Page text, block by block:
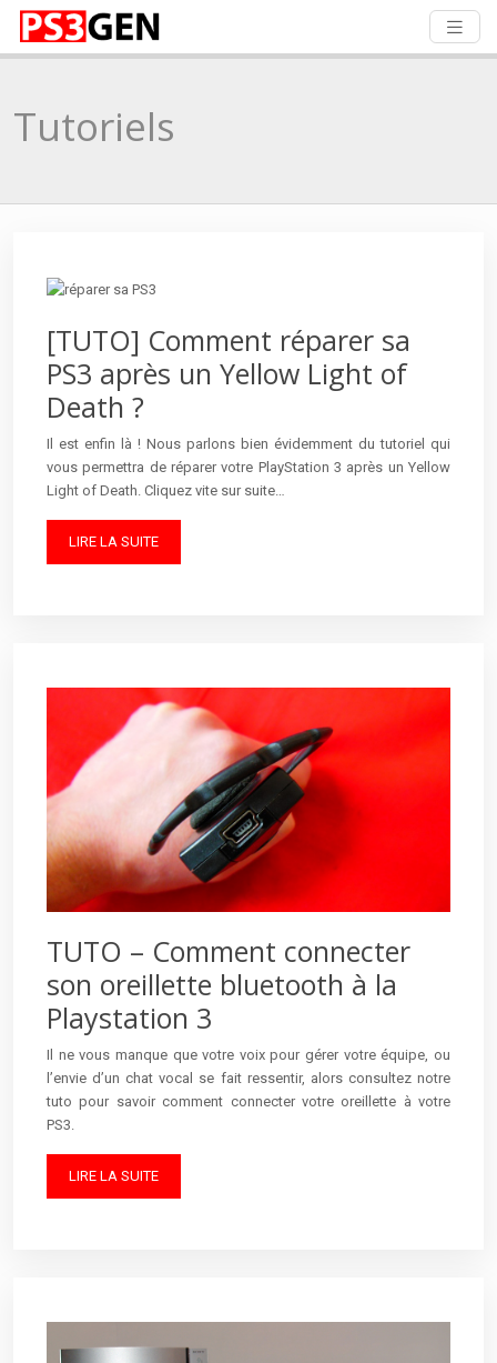
Tutoriels
[TUTO] Comment réparer sa
PS3 après un Yellow Light of
Death ?
Il est enfin là ! Nous parlons bien évidemment du tutoriel qui
vous permettra de réparer votre PlayStation 3 après un Yellow
Light of Death. Cliquez vite sur suite…
LIRE LA SUITE
TUTO – Comment connecter
son oreillette bluetooth à la
Playstation 3
Il ne vous manque que votre voix pour gérer votre équipe, ou
l’envie d’un chat vocal se fait ressentir, alors consultez notre
tuto pour savoir comment connecter votre oreillette à votre
PS3.
LIRE LA SUITE